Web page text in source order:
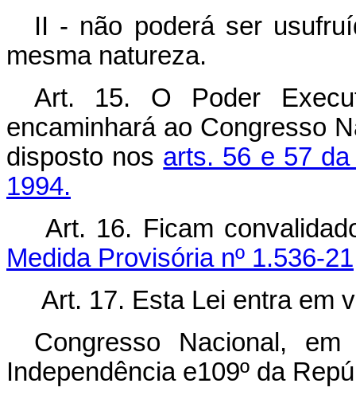
II - não poderá ser
mesma natureza.
Art. 15. O Poder
encaminhará ao Congresso
disposto nos arts. 56 e 57
1994.
Art. 16. Ficam
Medida Provisória nº 1.536-
Art. 17. Esta Lei entra em
Congresso Nacional,
Independência e109º da